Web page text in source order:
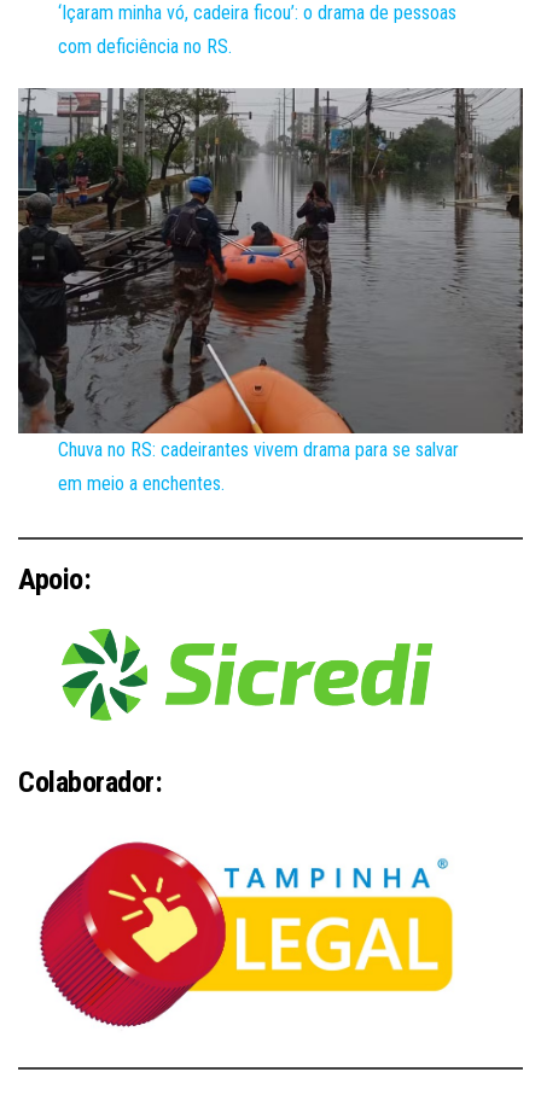
‘Içaram minha vó, cadeira ficou’: o drama de pessoas
com deficiência no RS.
Chuva no RS: cadeirantes vivem drama para se salvar
em meio a enchentes.
Apoio:
Colaborador: